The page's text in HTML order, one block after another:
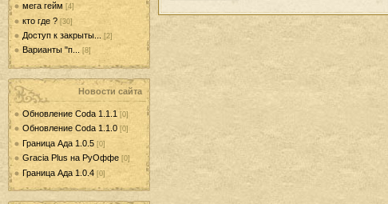
мега гейм [4]
кто где ? [30]
Доступ к закрыты... [2]
Варианты "п... [8]
Новости сайта
Обновление Coda 1.1.1 [0]
Обновление Coda 1.1.0 [0]
Граница Ада 1.0.5 [0]
Gracia Plus на РуОффе [0]
Граница Ада 1.0.4 [0]